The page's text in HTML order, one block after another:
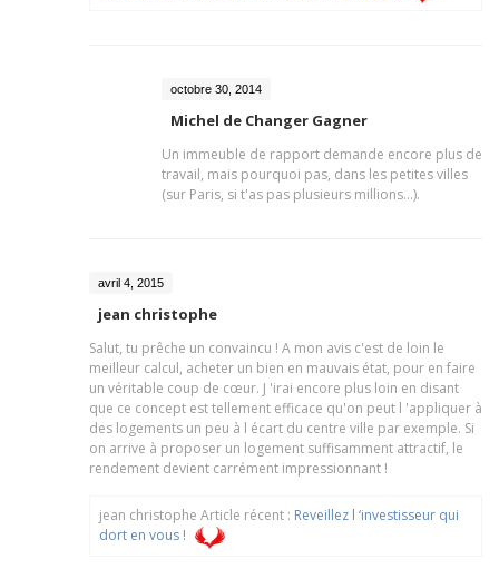
octobre 30, 2014
Michel de Changer Gagner
Un immeuble de rapport demande encore plus de
travail, mais pourquoi pas, dans les petites villes
(sur Paris, si t'as pas plusieurs millions...).
avril 4, 2015
jean christophe
Salut, tu prêche un convaincu ! A mon avis c'est de loin le
meilleur calcul, acheter un bien en mauvais état, pour en faire
un véritable coup de cœur. J 'irai encore plus loin en disant
que ce concept est tellement efficace qu'on peut l 'appliquer à
des logements un peu à l écart du centre ville par exemple. Si
on arrive à proposer un logement suffisamment attractif, le
rendement devient carrément impressionnant !
jean christophe Article récent : Reveillez l ‘investisseur qui
dort en vous !